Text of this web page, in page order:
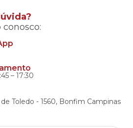
– 17:30
Toledo - 1560, Bonfim Campinas